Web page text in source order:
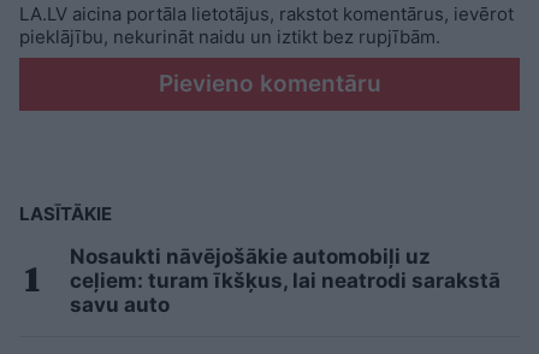
LA.LV aicina portāla lietotājus, rakstot komentārus, ievērot
pieklājību, nekurināt naidu un iztikt bez rupjībām.
Pievieno komentāru
LASĪTĀKIE
Nosaukti nāvējošākie automobiļi uz
ceļiem: turam īkšķus, lai neatrodi sarakstā
savu auto